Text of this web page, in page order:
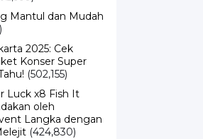
Mantul dan Mudah
2025: Cek
Konser Super
(502,155)
Luck x8 Fish It
oleh
Langka dengan
(424,830)